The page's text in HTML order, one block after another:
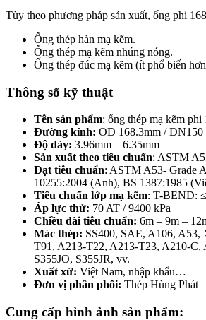
Tùy theo phương pháp sản xuất, ống phi
Ống thép hàn mạ kẽm.
Ống thép mạ kẽm nhúng nóng.
Ống thép đúc mạ kẽm (ít phổ biến
Thông số kỹ thuật
Tên sản phẩm: ống thép mạ kẽm
Đường kính: OD 168.3mm / DN150
Độ dày: 3.96mm – 6.35mm
Sản xuất theo tiêu chuẩn: ASTM
Đạt tiêu chuẩn: ASTM A53- Grade
10255:2004 (Anh), BS 1387:1985
Tiêu chuẩn lớp mạ kẽm: T-BEND:
Áp lực thử: 70 AT / 9400 kPa
Chiều dài tiêu chuẩn: 6m – 9m –
Mác thép: SS400, SAE, A106,
T91, A213-T22, A213-T23, A210-C,
S355JO, S355JR, vv.
Xuất xứ: Việt Nam, nhập khẩu…
Đơn vị phân phối: Thép Hùng Phát
Cung cấp hình ảnh sản phẩm: